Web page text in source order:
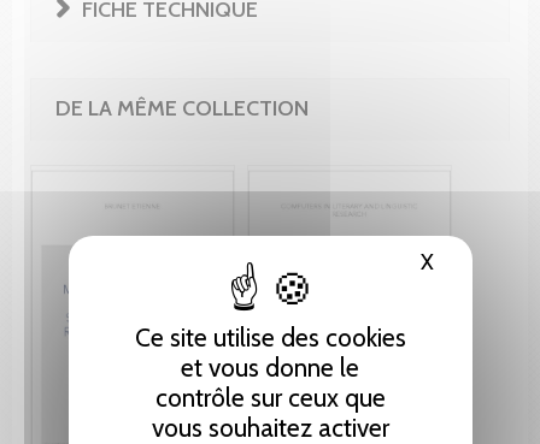
Ce site utilise des cookies
et vous donne le
contrôle sur ceux que
vous souhaitez activer
XMasquer
FICHE TECHNIQUE
DE LA MÊME COLLECTION